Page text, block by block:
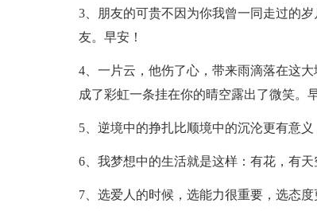
3、朋友的可贵不因为你我曾一同走过的
友。早安！
4、一片云，他伤了心，带来雨滴落在这
成了彩虹一条挂在你的晴空露出了微笑。
5、逆境中的挣扎比顺境中的沉沦更有意
6、我梦想中的生活就是这样：有花，有
7、选爱人的时候，选能力很重要，选态